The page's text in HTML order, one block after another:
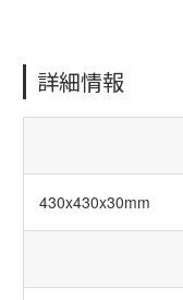
詳細情報
430x430x30mm